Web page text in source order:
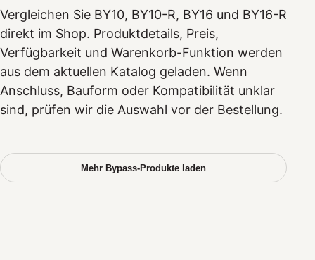
Vergleichen Sie BY10, BY10-R, BY16 und BY16-R
direkt im Shop. Produktdetails, Preis,
Verfügbarkeit und Warenkorb-Funktion werden
aus dem aktuellen Katalog geladen. Wenn
Anschluss, Bauform oder Kompatibilität unklar
sind, prüfen wir die Auswahl vor der Bestellung.
Mehr Bypass-Produkte laden